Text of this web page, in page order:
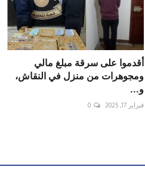
أقدموا على سرقة مبلغ مالي
ومجوهرات من منزل في النقاش،
و...
فبراير 17, 2025 0